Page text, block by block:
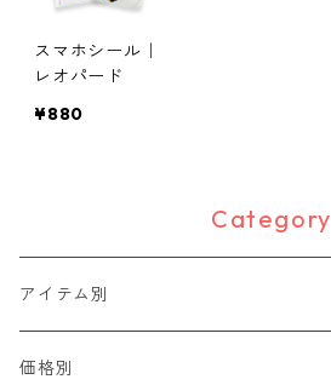
スマホシール｜
レオパード
¥880
Category
アイテム別
2WAYワッペン
価格別